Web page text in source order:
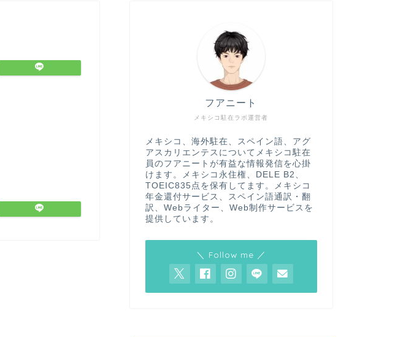
メキシコ駐在ラボ運営者
フアニート
メキシコ、海外駐在、スペイン語、アグ
アスカリエンテスについてメキシコ駐在
員のフアニートが有益な情報発信を心掛
けます。メキシコ永住権、DELE B2、
TOEIC835点を保有してます。メキシコ
年金還付サービス、スペイン語通訳・翻
訳、Webライター、Web制作サービスを
提供しています。
＼ Follow me ／